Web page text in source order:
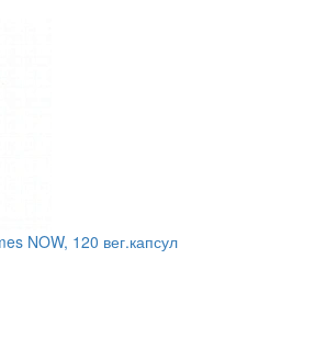
NOW, 120 вег.капсул